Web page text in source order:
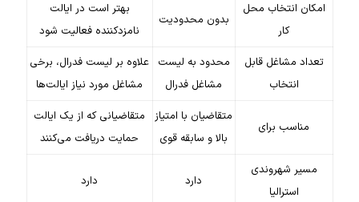
امکان انتخاب محل
کار
بدون محدودیت
بهتر است در ایالت
نامزدکننده فعالیت شود
تعداد مشاغل قابل
انتخاب
محدود به لیست
مشاغل فدرال
علاوه بر لیست فدرال، برخی
مشاغل مورد نیاز ایالت‌ها
مناسب برای
متقاضیان با امتیاز
بالا و سابقه قوی
متقاضیانی که از یک ایالت
حمایت دریافت می‌کنند
مسیر شهروندی
استرالیا
دارد دارد